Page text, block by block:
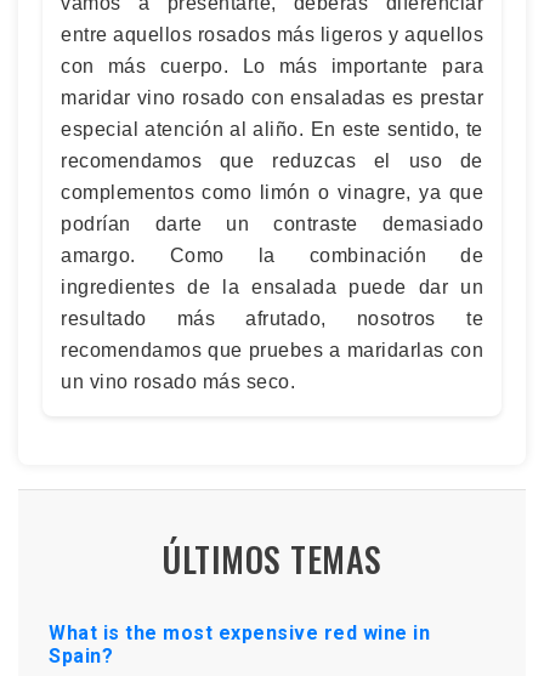
entre aquellos rosados más ligeros y aquellos
con más cuerpo. Lo más importante para
maridar vino rosado con ensaladas es prestar
especial atención al aliño. En este sentido, te
recomendamos que reduzcas el uso de
complementos como limón o vinagre, ya que
podrían darte un contraste demasiado
amargo. Como la combinación de
ingredientes de la ensalada puede dar un
resultado más afrutado, nosotros te
recomendamos que pruebes a maridarlas con
un vino rosado más seco.
ÚLTIMOS TEMAS
What is the most expensive red wine in
Spain?